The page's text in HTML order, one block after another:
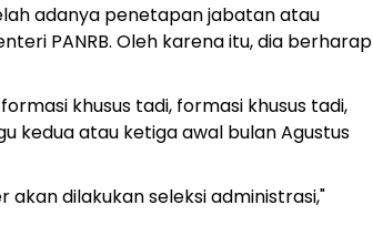
adanya penetapan jabatan atau
PANRB. Oleh karena itu, dia berharap
khusus tadi, formasi khusus tadi,
kedua atau ketiga awal bulan Agustus
dilakukan seleksi administrasi,"